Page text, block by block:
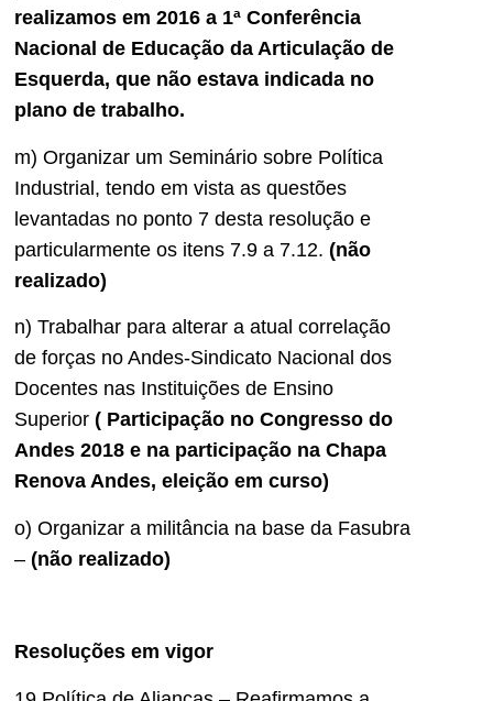
realizamos em 2016 a 1ª Conferência
Nacional de Educação da Articulação de
Esquerda, que não estava indicada no
plano de trabalho.
m) Organizar um Seminário sobre Política
Industrial, tendo em vista as questões
levantadas no ponto 7 desta resolução e
particularmente os itens 7.9 a 7.12. (não
realizado)
n) Trabalhar para alterar a atual correlação
de forças no Andes-Sindicato Nacional dos
Docentes nas Instituições de Ensino
Superior ( Participação no Congresso do
Andes 2018 e na participação na Chapa
Renova Andes, eleição em curso)
o) Organizar a militância na base da Fasubra
– (não realizado)
Resoluções em vigor